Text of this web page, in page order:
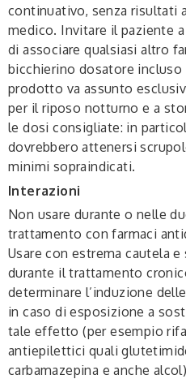
continuativo, senza risultati
medico. Invitare il paziente
di associare qualsiasi altro
bicchierino dosatore
prodotto va assunto
per il riposo notturno e a
le dosi consigliate: in
dovrebbero attenersi
minimi sopraindicati.
Interazioni
Non usare durante o nelle
trattamento con farmaci
Usare con estrema cautela
durante il trattamento
determinare l’induzione
in caso di esposizione a
tale effetto (per esempio
antiepilettici quali
carbamazepina e anche